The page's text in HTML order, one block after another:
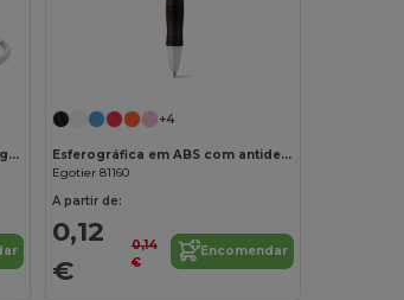
Mosquetão em alumínio com argola para porta-chaves
+4
Esferográfica em ABS com antideslizante
Egotier 81160
A partir de:
0,12
€
0,14
€
Encomendar